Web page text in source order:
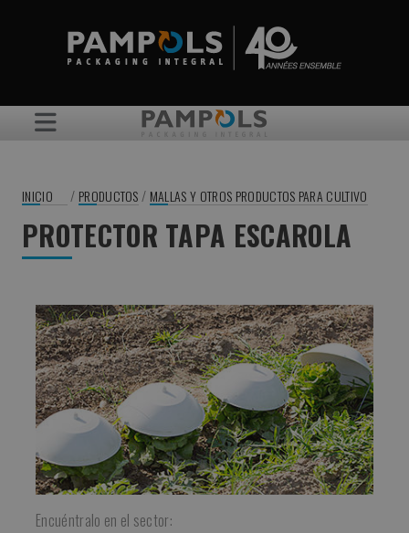
INICIO / PRODUCTOS / MALLAS Y OTROS PRODUCTOS PARA CULTIVO
PROTECTOR TAPA ESCAROLA
Encuéntralo en el sector: